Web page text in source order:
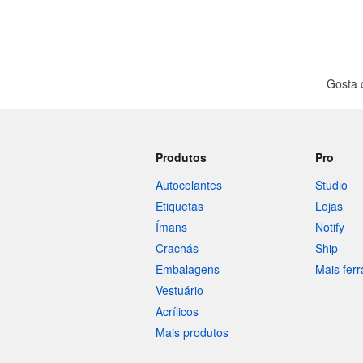
Gosta
Produtos
Autocolantes
Etiquetas
Ímans
Crachás
Embalagens
Vestuário
Acrílicos
Mais produtos
Pro
Studio
Lojas
Notify
Ship
Mais